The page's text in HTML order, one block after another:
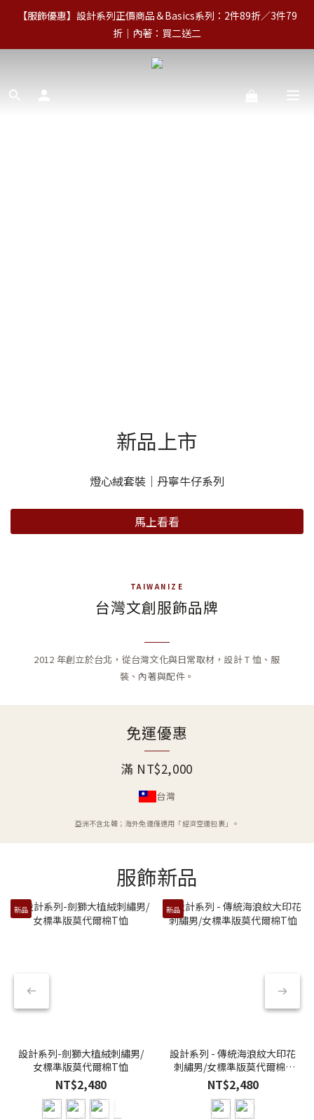
【服飾優惠】設計系列正價商品＆Basics系列：2件89折／3件79
折｜內著：買二送二
【服飾優惠】設計系列正價商品＆Basics系列：2件89折／3件79
折｜內著：買二送二
【免運】台灣滿NT$2,000｜亞洲、歐洲、北美、澳洲、紐西蘭滿
新品上市
燈心絨套裝｜丹寧牛仔系列
馬上看看
TAIWANIZE
台灣文創服飾品牌
2012 年創立於台北，從台灣文化與日常取材，設計 T 恤、服
裝、內著與配件。
免運優惠
滿 NT$2,000
滿 NT$3,000
滿 NT$2,000
台灣
亞洲・歐洲・北美洲
澳大利亞・紐西蘭
台灣
亞洲不含北韓；海外免運僅適用「經濟空運包裹」。
服飾新品
新品
設計系列-劍獅大植絨刺繡男/
女標準版莫代爾棉T恤
NT$2,480
新品
設計系列 - 傳統海浪紋大印花
刺繡男/女標準版莫代爾棉T
恤
NT$2,480